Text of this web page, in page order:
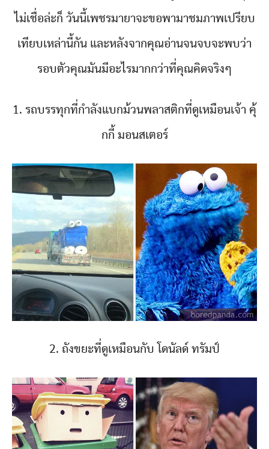
ไม่เชื่อล่ะก็ วันนี้เพชรมายาจะขอพามาชมภาพเปรียบ
เทียบเหล่านี้กัน และหลังจากคุณอ่านจนจบจะพบว่า
รอบตัวคุณมันมีอะไรมากกว่าที่คุณคิดจริงๆ
1. รถบรรทุกที่กำลังแบกม้วนพลาสติกที่ดูเหมือนเจ้า คุ้
กกี้ มอนสเตอร์
2. ถังขยะที่ดูเหมือนกับ โดนัลด์ ทรัมป์